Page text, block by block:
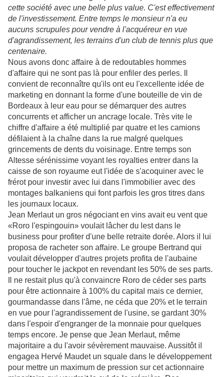
cette société avec une belle plus value. C'est effectivement
de l'investissement. Entre temps le monsieur n'a eu
aucuns scrupules pour vendre à l'acquéreur en vue
d'agrandissement, les terrains d'un club de tennis plus que
centenaire.
Nous avons donc affaire à de redoutables hommes
d'affaire qui ne sont pas là pour enfiler des perles. Il
convient de reconnaître qu'ils ont eu l'excellente idée de
marketing en donnant la forme d'une bouteille de vin de
Bordeaux à leur eau pour se démarquer des autres
concurrents et afficher un ancrage locale. Très vite le
chiffre d'affaire a été multiplié par quatre et les camions
défilaient à la chaîne dans la rue malgré quelques
grincements de dents du voisinage. Entre temps son
Altesse sérénissime voyant les royalties entrer dans la
caisse de son royaume eut l'idée de s'acoquiner avec le
frérot pour investir avec lui dans l'immobilier avec des
montages balkaniens qui font parfois les gros titres dans
les journaux locaux.
Jean Merlaut un gros négociant en vins avait eu vent que
«Roro l'espingouin» voulait lâcher du lest dans le
business pour profiter d'une belle retraite dorée. Alors il lui
proposa de racheter son affaire. Le groupe Bertrand qui
voulait développer d'autres projets profita de l'aubaine
pour toucher le jackpot en revendant les 50% de ses parts.
Il ne restait plus qu'à convaincre Roro de céder ses parts
pour être actionnaire à 100% du capital mais ce dernier,
gourmandasse dans l'âme, ne céda que 20% et le terrain
en vue pour l'agrandissement de l'usine, se gardant 30%
dans l'espoir d'engranger de la monnaie pour quelques
temps encore. Je pense que Jean Merlaut, même
majoritaire a du l'avoir sévèrement mauvaise. Aussitôt il
engagea Hervé Maudet un squale dans le développement
pour mettre un maximum de pression sur cet actionnaire